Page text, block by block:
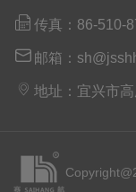
 传真：86-510-
 邮箱：
 地址：宜兴市